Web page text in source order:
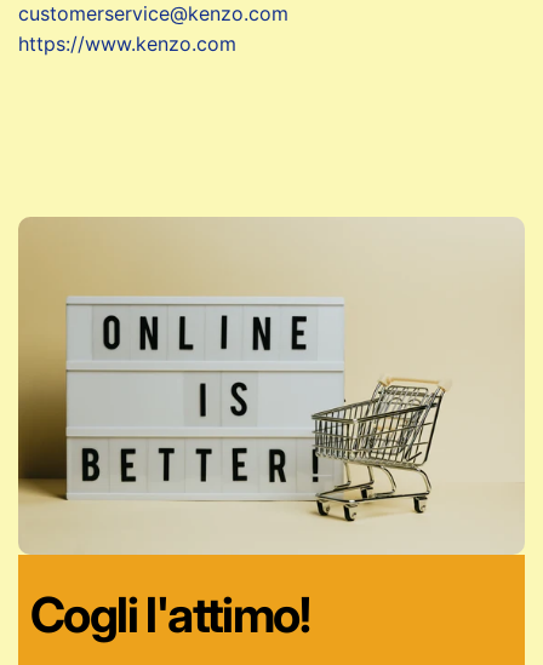
customerservice@kenzo.com
https://www.kenzo.com
Cogli l'attimo!